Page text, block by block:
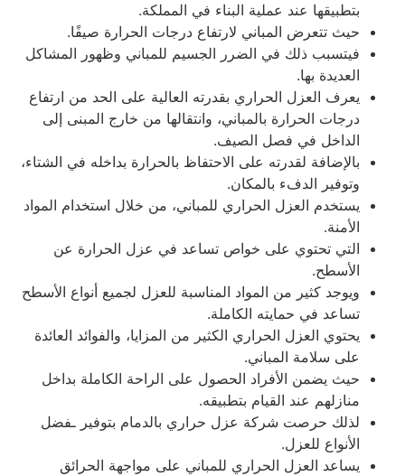
بتطبيقها عند عملية البناء في المملكة.
حيث تتعرض المباني لارتفاع درجات الحرارة صيفًا.
فيتسبب ذلك في الضرر الجسيم للمباني وظهور المشاكل
العديدة بها.
يعرف العزل الحراري بقدرته العالية على الحد من ارتفاع
درجات الحرارة بالمباني، وانتقالها من خارج المبنى إلى
الداخل في فصل الصيف.
بالإضافة لقدرته على الاحتفاظ بالحرارة بداخله في الشتاء،
وتوفير الدفء بالمكان.
يستخدم العزل الحراري للمباني، من خلال استخدام المواد
الأمنة.
التي تحتوي على خواص تساعد في عزل الحرارة عن
الأسطح.
ويوجد كثير من المواد المناسبة للعزل لجميع أنواع الأسطح
تساعد في حمايته الكاملة.
يحتوي العزل الحراري الكثير من المزايا، والفوائد العائدة
على سلامة المباني.
حيث يضمن الأفراد الحصول على الراحة الكاملة بداخل
منازلهم عند القيام بتطبيقه.
لذلك حرصت شركة عزل حراري بالدمام بتوفير ـفضل
الأنواع للعزل.
يساعد العزل الحراري للمباني على مواجهة الحرائق